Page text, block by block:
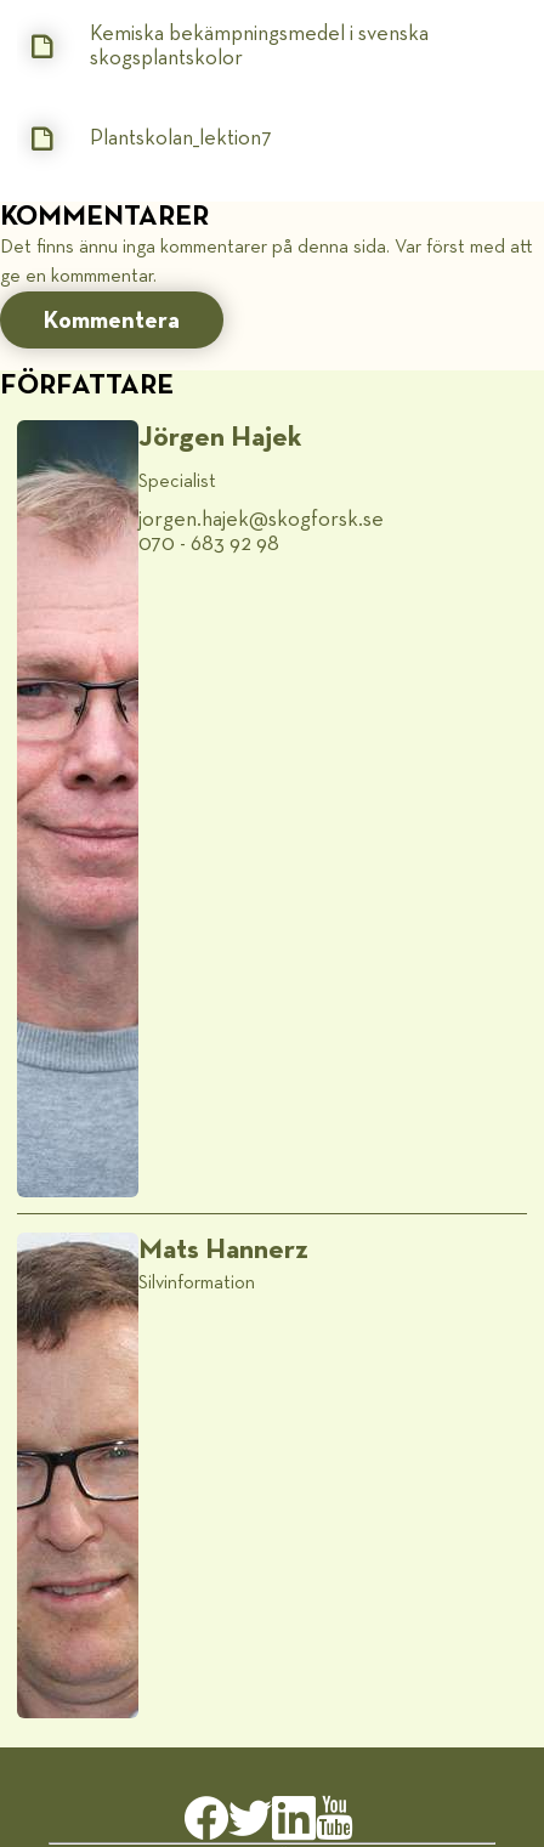
Kemiska bekämpningsmedel i svenska
skogsplantskolor
Plantskolan_lektion7
KOMMENTARER
Det finns ännu inga kommentarer på denna sida. Var först med att
ge en kommmentar.
Kommentera
FÖRFATTARE
Jörgen Hajek
Specialist
jorgen.hajek@​skogforsk.se
070 - 683 92 98
Mats Hannerz
Silvinformation